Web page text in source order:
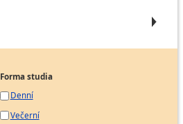
Forma studia
Denní
Večerní